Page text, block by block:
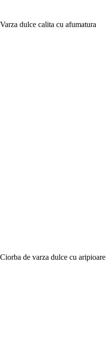
Varza dulce calita cu afumatura
Ciorba de varza dulce cu aripioare